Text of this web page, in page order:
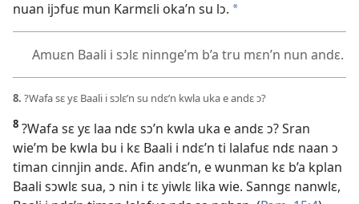
nuan ijɔfuɛ mun Karmɛli oka’n su lɔ. a
Amuɛn Baali i sɔlɛ ninnge’m b’a tru mɛn’n nun andɛ.
8. ?Wafa sɛ yɛ Baali i sɔlɛ’n su ndɛ’n kwla uka e andɛ ɔ?
8 ?Wafa sɛ yɛ laa ndɛ sɔ’n kwla uka e andɛ ɔ? Sran
wie’m be kwla bu i kɛ Baali i ndɛ’n ti lalafuɛ ndɛ naan ɔ
timan cinnjin andɛ. Afin andɛ’n, e wunman kɛ b’a kplan
Baali sɔwlɛ sua, ɔ nin i tɛ yiwlɛ lika wie. Sanngɛ nanwlɛ,